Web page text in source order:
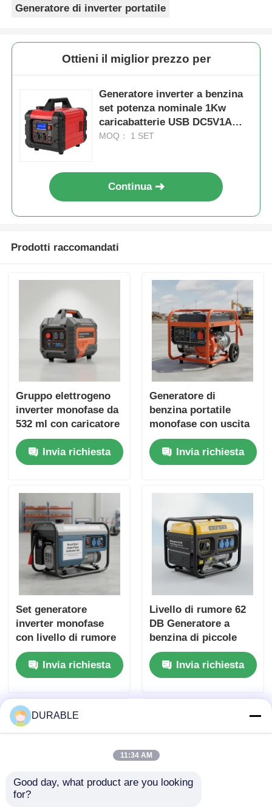
Generatore di inverter portatile
Ottieni il miglior prezzo per
Generatore inverter a benzina
set potenza nominale 1Kw
caricabatterie USB DC5V1A
Soluzione di alimentazione
MOQ： 1 SET
Continua
Prodotti raccomandati
Gruppo elettrogeno
inverter monofase da
532 ml con caricatore
USB, fonte di energia
DC5V1A per il backup
di emergenza
Invia richiesta
Generatore di
benzina portatile
monofase con uscita
DC12V5A Ideale per
cantieri esterni e
riserva di energia di
Invia richiesta
Set generatore
inverter monofase
con livello di rumore
62 DB Ideale per la
costruzione e
l'alimentazione di
Invia richiesta
Livello di rumore 62
DB Generatore a
benzina di piccole
dimensioni tensione
nominale 120 240 V
Fonte di energia per
Invia richiesta
DURABLE
11:34 AM
Good day, what product are you looking
for?